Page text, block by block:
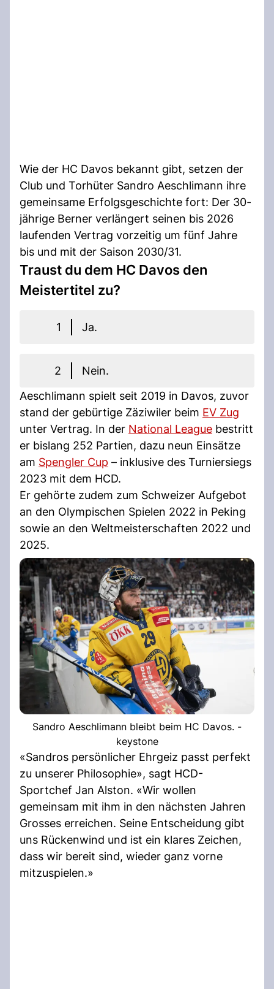
Wie der HC Davos bekannt gibt, setzen der
Club und Torhüter Sandro Aeschlimann ihre
gemeinsame Erfolgsgeschichte fort: Der 30-
jährige Berner verlängert seinen bis 2026
laufenden Vertrag vorzeitig um fünf Jahre
bis und mit der Saison 2030/31.
Traust du dem HC Davos den
Meistertitel zu?
1 Ja.
2
Nein.
Aeschlimann spielt seit 2019 in Davos, zuvor
stand der gebürtige Zäziwiler beim EV Zug
unter Vertrag. In der National League bestritt
er bislang 252 Partien, dazu neun Einsätze
am Spengler Cup – inklusive des Turniersiegs
2023 mit dem HCD.
Er gehörte zudem zum Schweizer Aufgebot
an den Olympischen Spielen 2022 in Peking
sowie an den Weltmeisterschaften 2022 und
2025.
Sandro Aeschlimann bleibt beim HC Davos. -
keystone
«Sandros persönlicher Ehrgeiz passt perfekt
zu unserer Philosophie», sagt HCD-
Sportchef Jan Alston. «Wir wollen
gemeinsam mit ihm in den nächsten Jahren
Grosses erreichen. Seine Entscheidung gibt
uns Rückenwind und ist ein klares Zeichen,
dass wir bereit sind, wieder ganz vorne
mitzuspielen.»